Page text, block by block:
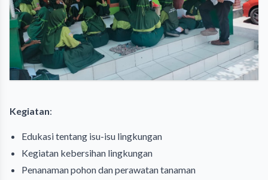
Kegiatan:
Edukasi tentang isu-isu lingkungan
Kegiatan kebersihan lingkungan
Penanaman pohon dan perawatan tanaman